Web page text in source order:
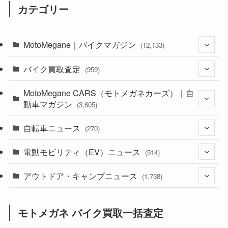
カテゴリー
MotoMegane｜バイクマガジン (12,133)
(44)
(1,242)
(638)
(118)
(60)
(31)
(252)
(38)
(24)
(249)
(64)
(306)
(6,956)
(2,473)
(249)
(1,226)
(12)(66)
(1,141)
バイク買取査定 (959)
(352)
(1)
MotoMegane CARS（モトメガネカーズ）｜自
動車マガジン (3,605)
(185)
(137) (2,744)
自転車ニュース (270)
(54)
(211)
電動モビリティ（EV）ニュース (514)
(132)
(171)
アウトドア・キャンプニュース (1,738)
(8)
モトメガネ バイク買取一括査定